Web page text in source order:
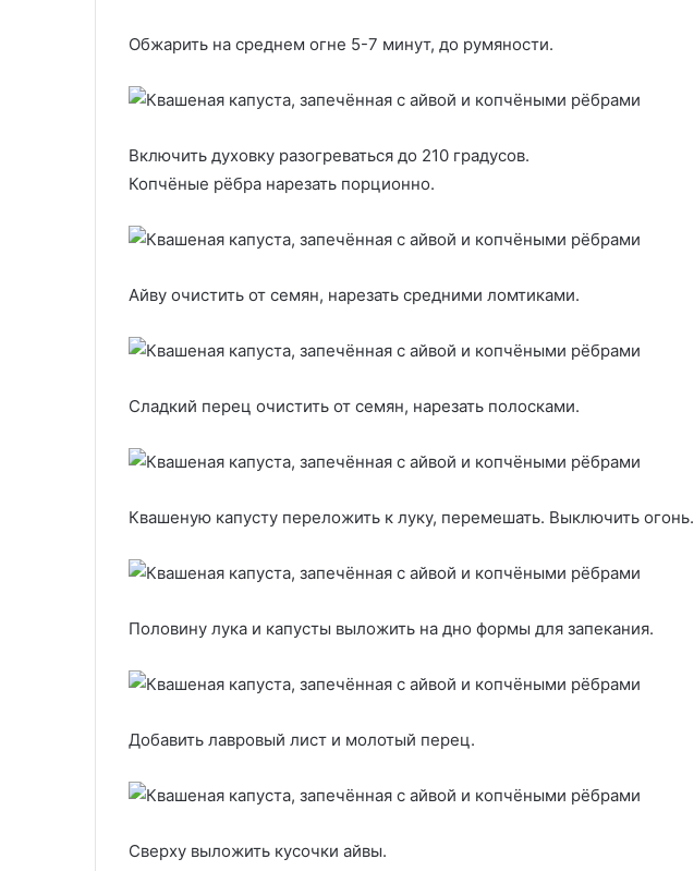
Обжарить на среднем огне 5-7 минут, до румяности.
Включить духовку разогреваться до 210 градусов.
Копчёные рёбра нарезать порционно.
Айву очистить от семян, нарезать средними ломтиками.
Сладкий перец очистить от семян, нарезать полосками.
Квашеную капусту переложить к луку, перемешать. Выключить огонь.
Половину лука и капусты выложить на дно формы для запекания.
Добавить лавровый лист и молотый перец.
Сверху выложить кусочки айвы.